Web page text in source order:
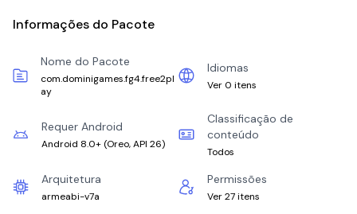
Informações do Pacote
Nome do Pacote
com.dominigames.fg4.free2pl
ay
Idiomas
Ver 0 itens
Requer Android
Android 8.0+ (Oreo, API 26)
Classificação de
conteúdo
Todos
Arquitetura
armeabi-v7a
Permissões
Ver 27 itens